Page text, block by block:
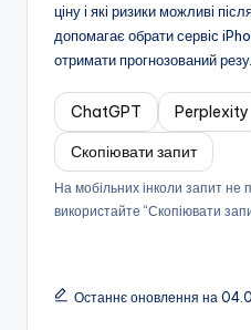
ціну і які ризики можливі
допомагає обрати сервіс
отримати прогнозований
ChatGPT Perplexity
Скопіювати запит
На мобільних інколи запит не
використайте “Скопіювати
Останнє оновлення на